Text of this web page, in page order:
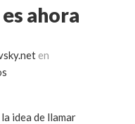
ahora
en